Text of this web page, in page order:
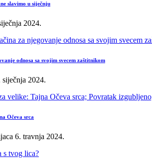
slavimo u siječnju
2024.
odnosa sa svojim svecem zaštitnikom
siječnja 2024.
Očeva srca
6. travnja 2024.